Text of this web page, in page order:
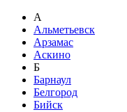
А
Альметьевск
Арзамас
Аскино
Б
Барнаул
Белгород
Бийск